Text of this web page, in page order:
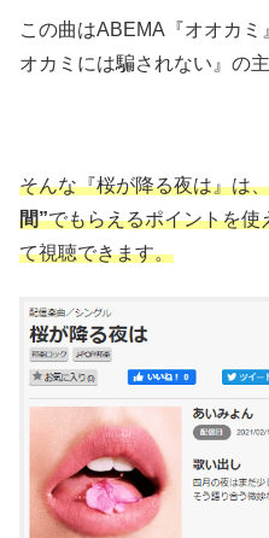
この曲はABEMA『オオカ
オカミには騙されない』の
そんな『桜が降る夜は』は
間”でもらえるポイントを使
て視聴できます。